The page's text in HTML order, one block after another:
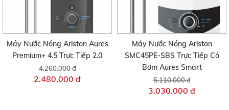
Máy Nước Nóng Ariston Aures
Premium+ 4.5 Trực Tiếp 2.0
4.260.000 đ
2.480.000 đ
Máy Nước Nóng Ariston
SMC45PE-SBS Trực Tiếp Có
Bơm Aures Smart
5.110.000 đ
3.030.000 đ